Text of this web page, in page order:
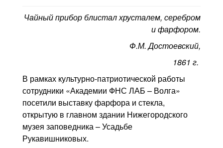
Чайный прибор блистал хрусталем, серебром
и фарфором.
Ф.М. Достоевский,
1861 г.
В рамках культурно-патриотической работы
сотрудники «Академии ФНС ЛАБ – Волга»
посетили выставку фарфора и стекла,
открытую в главном здании Нижегородского
музея заповедника – Усадьбе
Рукавишниковых.